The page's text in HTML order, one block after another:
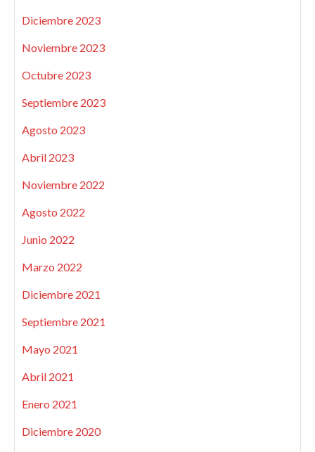
Diciembre 2023
Noviembre 2023
Octubre 2023
Septiembre 2023
Agosto 2023
Abril 2023
Noviembre 2022
Agosto 2022
Junio 2022
Marzo 2022
Diciembre 2021
Septiembre 2021
Mayo 2021
Abril 2021
Enero 2021
Diciembre 2020